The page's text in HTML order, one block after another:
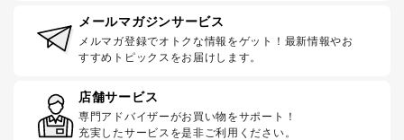
メールマガジンサービス
メルマガ登録でオトクな情報をゲット！最新情報やお
すすめトピックスをお届けします。
店舗サービス
専門アドバイザーがお買い物をサポート！
充実したサービスを是非ご利用ください。